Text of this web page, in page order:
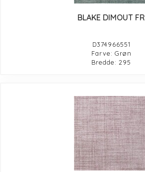
BLAKE DIMOUT FR
D374966551
Farve: Grøn
Bredde: 295